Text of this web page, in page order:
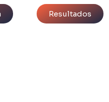
Resultados